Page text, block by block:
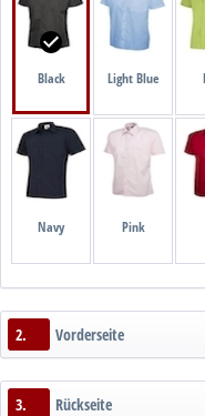
Black Light Blue
Navy Pink
2. Vorderseite
3. Rückseite